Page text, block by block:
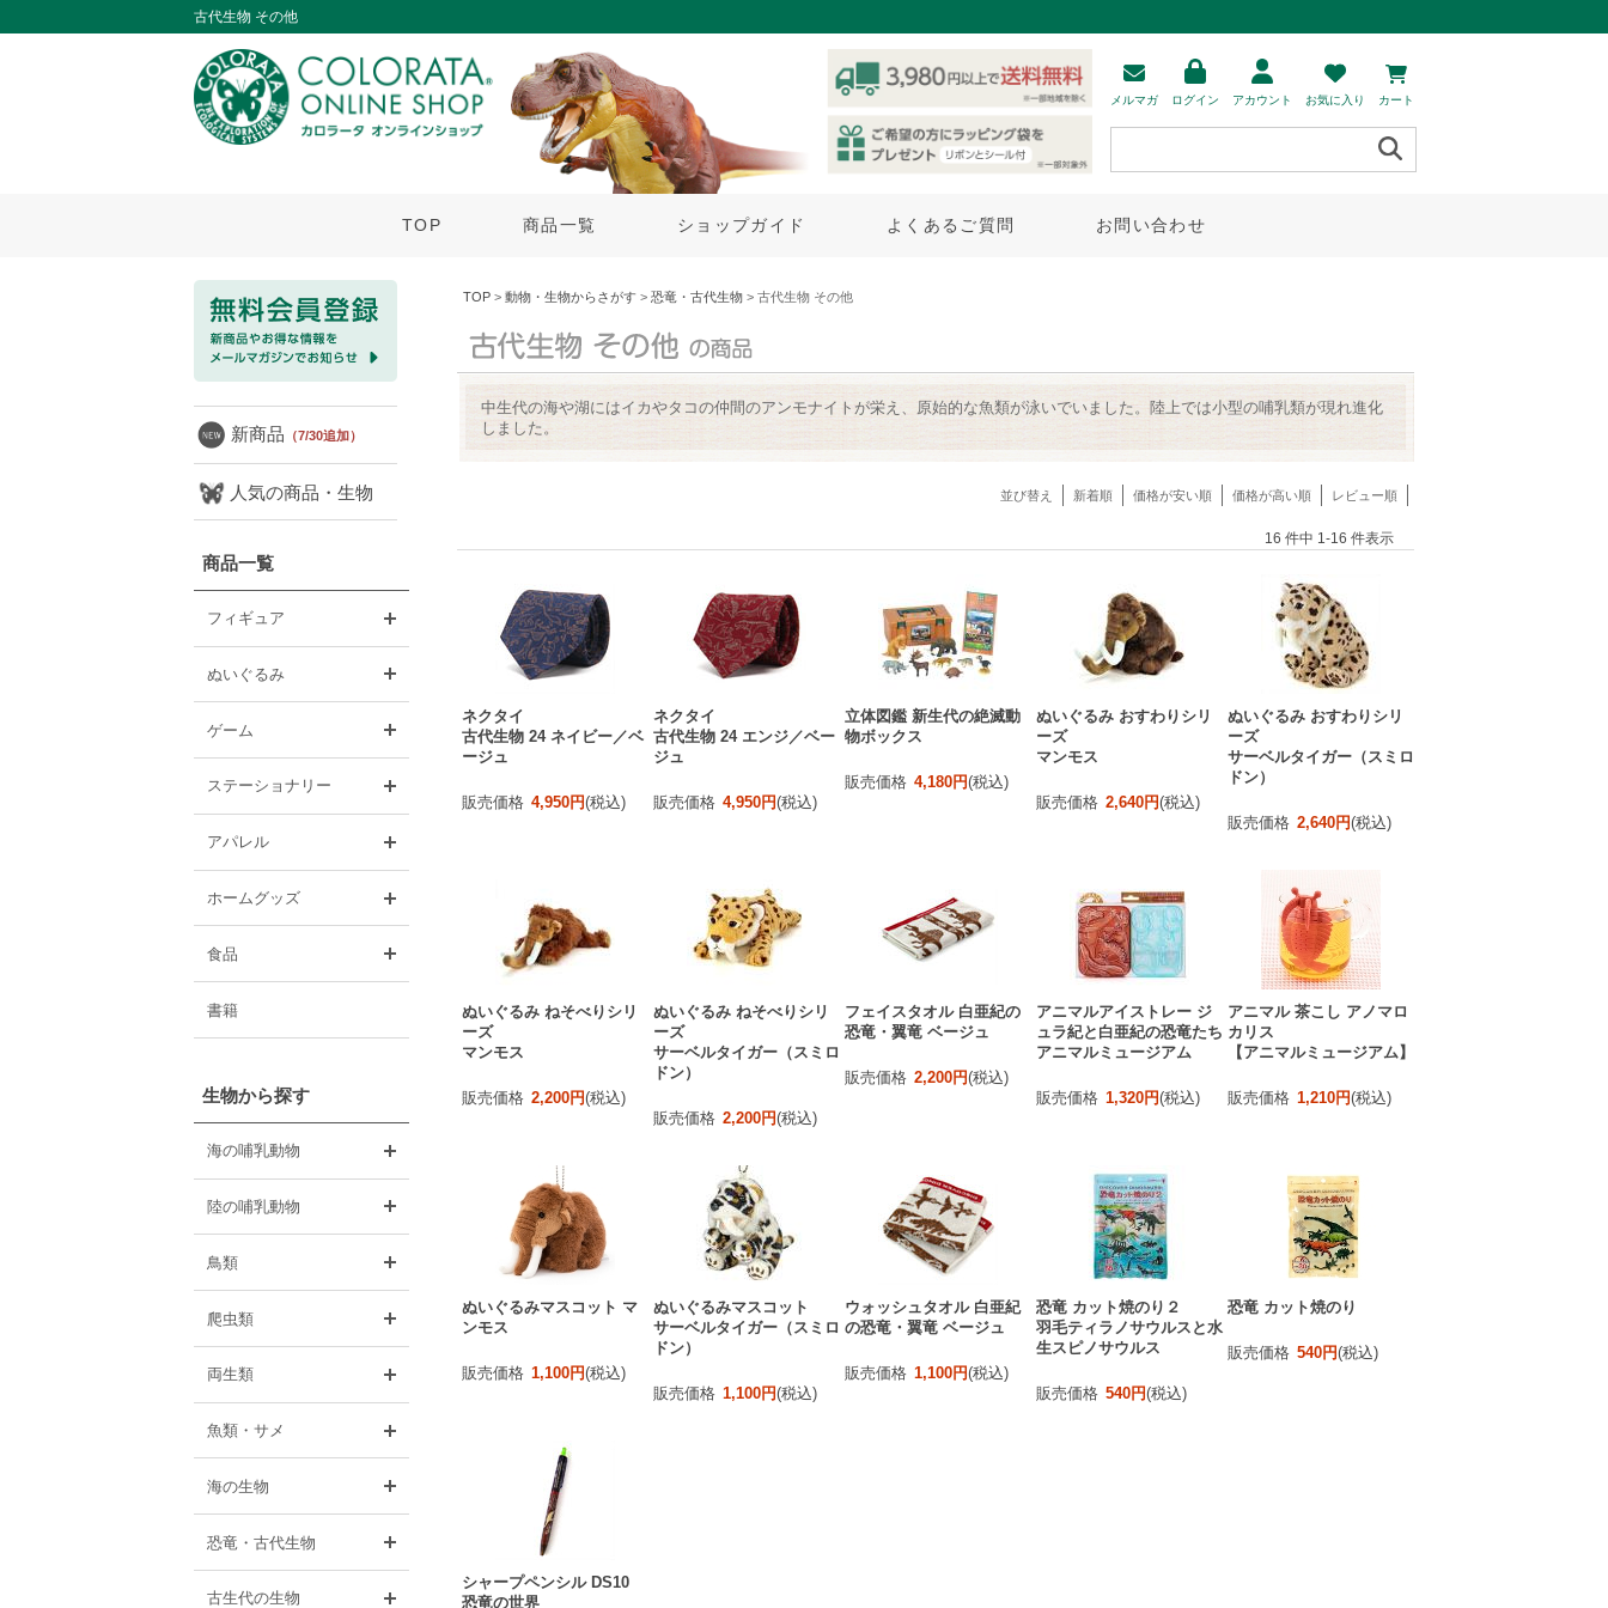
古代生物 その他
メルマガ ログイン アカウント お気に入り カート
TOP 商品一覧 ショップガイド よくあるご質問 お問い合わせ
新商品 （7/30追加）
人気の商品・生物
商品一覧
フィギュア
ぬいぐるみ
ゲーム
ステーショナリー
アパレル
ホームグッズ
食品
書籍
生物から探す
海の哺乳動物
陸の哺乳動物
鳥類
爬虫類
両生類
魚類・サメ
海の生物
恐竜・古代生物
古生代の生物
TOP > 動物・生物からさがす > 恐竜・古代生物 > 古代生物 その他
中生代の海や湖にはイカやタコの仲間のアンモナイトが栄え、原始的な魚類が泳いでいました。陸上では小型の哺乳類が現れ進化
しました。
並び替え 新着順 価格が安い順 価格が高い順 レビュー順
16 件中 1-16 件表示
ネクタイ
古代生物 24 ネイビー／ベ
ージュ
販売価格 4,950円(税込)
ネクタイ
古代生物 24 エンジ／ベー
ジュ
販売価格 4,950円(税込)
立体図鑑 新生代の絶滅動
物ボックス
販売価格 4,180円(税込)
ぬいぐるみ おすわりシリ
ーズ
マンモス
販売価格 2,640円(税込)
ぬいぐるみ おすわりシリ
ーズ
サーベルタイガー（スミロ
ドン）
販売価格 2,640円(税込)
ぬいぐるみ ねそべりシリ
ーズ
マンモス
販売価格 2,200円(税込)
ぬいぐるみ ねそべりシリ
ーズ
サーベルタイガー（スミロ
ドン）
販売価格 2,200円(税込)
フェイスタオル 白亜紀の
恐竜・翼竜 ベージュ
販売価格 2,200円(税込)
アニマルアイストレー ジ
ュラ紀と白亜紀の恐竜たち
アニマルミュージアム
販売価格 1,320円(税込)
アニマル 茶こし アノマロ
カリス
【アニマルミュージアム】
販売価格 1,210円(税込)
ぬいぐるみマスコット マ
ンモス
販売価格 1,100円(税込)
ぬいぐるみマスコット
サーベルタイガー（スミロ
ドン）
販売価格 1,100円(税込)
ウォッシュタオル 白亜紀
の恐竜・翼竜 ベージュ
販売価格 1,100円(税込)
恐竜 カット焼のり２
羽毛ティラノサウルスと水
生スピノサウルス
販売価格 540円(税込)
恐竜 カット焼のり
販売価格 540円(税込)
シャープペンシル DS10
恐竜の世界